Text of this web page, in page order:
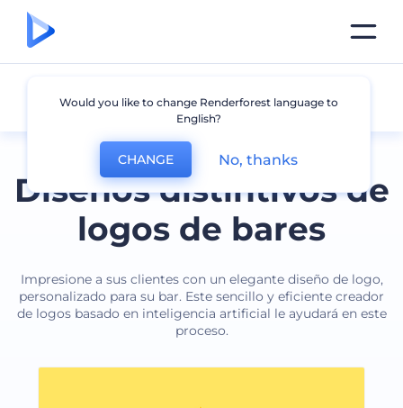
Diseños distintivos de
logos de bares
Impresione a sus clientes con un elegante diseño de logo,
personalizado para su bar. Este sencillo y eficiente creador
de logos basado en inteligencia artificial le ayudará en este
proceso.
Bar
Would you like to change Renderforest language to
English?
CHANGE No, thanks